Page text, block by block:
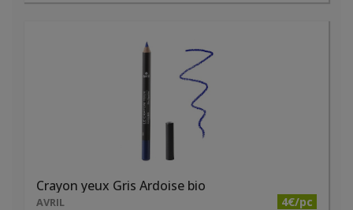
Crayon yeux Gris Ardoise bio
AVRIL 4€/pc